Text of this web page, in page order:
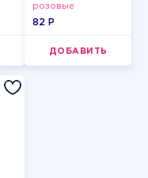
розовые
пастельные
82 P
ДОБАВИТЬ